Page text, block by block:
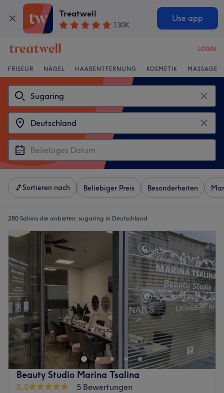
Treatwell
130K
Use app
LOGIN
FRISEUR NÄGEL HAARENTFERNUNG KOSMETIK MASSAGE
Sortieren nach Beliebiger Preis Besonderheiten
280 Salons die anbieten: sugaring in Deutschland
Beauty Studio Marina Tsalina
5,0
5 Bewertungen